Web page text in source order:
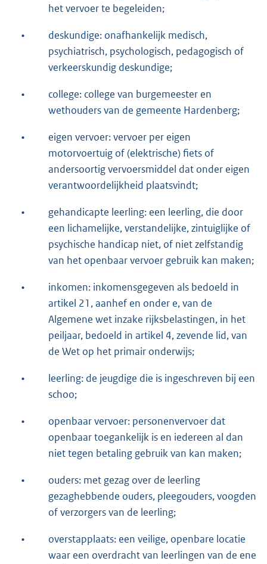
het vervoer te begeleiden;
•
deskundige: onafhankelijk medisch,
psychiatrisch, psychologisch, pedagogisch of
verkeerskundig deskundige;
•
college: college van burgemeester en
wethouders van de gemeente Hardenberg;
•
eigen vervoer: vervoer per eigen
motorvoertuig of (elektrische) fiets of
andersoortig vervoersmiddel dat onder eigen
verantwoordelijkheid plaatsvindt;
•
gehandicapte leerling: een leerling, die door
een lichamelijke, verstandelijke, zintuiglijke of
psychische handicap niet, of niet zelfstandig
van het openbaar vervoer gebruik kan maken;
•
inkomen: inkomensgegeven als bedoeld in
artikel 21, aanhef en onder e, van de
Algemene wet inzake rijksbelastingen, in het
peiljaar, bedoeld in artikel 4, zevende lid, van
de Wet op het primair onderwijs;
•
leerling: de jeugdige die is ingeschreven bij een
schoo;
•
openbaar vervoer: personenvervoer dat
openbaar toegankelijk is en iedereen al dan
niet tegen betaling gebruik van kan maken;
•
ouders: met gezag over de leerling
gezaghebbende ouders, pleegouders, voogden
of verzorgers van de leerling;
•
overstapplaats: een veilige, openbare locatie
waar een overdracht van leerlingen van de ene